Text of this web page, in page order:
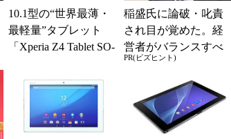
10.1型の“世界最薄・
最軽量”タブレット
「Xperia Z4 Tablet SO-
稲盛氏に論破・叱責
され目が覚めた。経
営者がバランスすべ
き2つの背反
PR(ビズヒント)